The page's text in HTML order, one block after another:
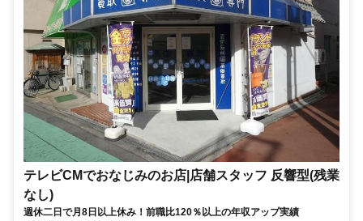
テレビCMでおなじみのお店|店舗スタッフ 反響型(残業
なし)
週休二日で月8日以上休み！前職比120％以上の年収アップ実績